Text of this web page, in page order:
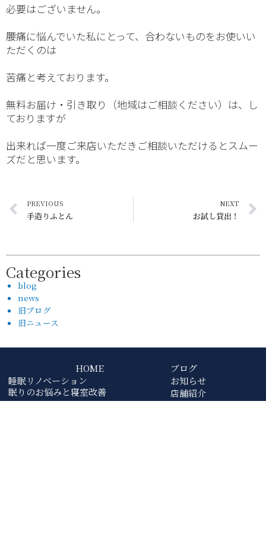
必要はございません。
腰痛に悩んでいた私にとって、合わないものをお使いい
ただくのは
苦痛と考えております。
無料お届け・引き取り（地域はご相談ください）は、し
ておりますが
出来れば一度ご来店いただきご相談いただけるとスムー
ズだと思います。
PREVIOUS
手造りふとん
NEXT
お試し貸出！
Categories
blog
news
旧ブログ
旧ニュース
HOME
睡眠リノベーション
眠りのお悩みと寝室改善
ブログ
お知らせ
店舗紹介